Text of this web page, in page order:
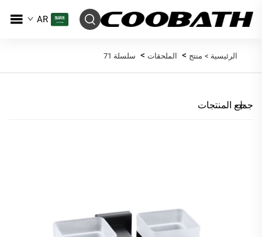
AR
الرئيسية > منتج > الملحقات> سلسلة 71
جميع المنتجات